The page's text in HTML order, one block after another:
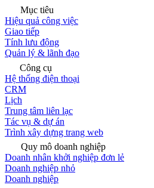
Mục tiêu
Hiệu quả công việc
Giao tiếp
Tính lưu động
Quản lý & lãnh đạo
Công cụ
Hệ thống điện thoại
CRM
Lịch
Trung tâm liên lạc
Tác vụ & dự án
Trình xây dựng trang web
Quy mô doanh nghiệp
Doanh nhân khởi nghiệp đơn lẻ
Doanh nghiệp nhỏ
Doanh nghiệp